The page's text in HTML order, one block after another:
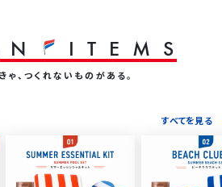
N T E M S
ゃ、つくれないものがある。
すべてを見る